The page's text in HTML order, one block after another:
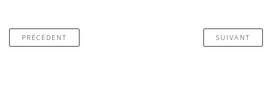
PRÉCÉDENT SUIVANT